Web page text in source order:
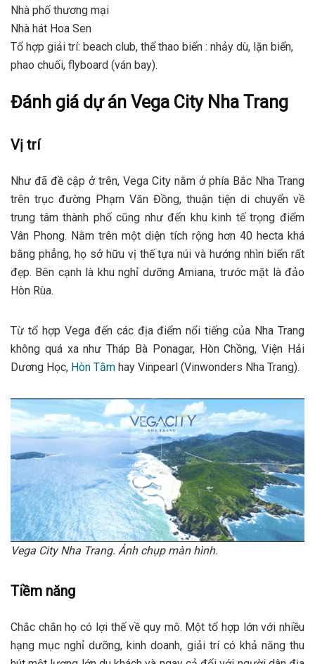
Nhà phố thương mại
Nhà hát Hoa Sen
Tổ hợp giải trí: beach club, thể thao biển : nhảy dù, lặn biển,
phao chuối, flyboard (ván bay).
Đánh giá dự án Vega City Nha Trang
Vị trí
Như đã đề cập ở trên, Vega City nằm ở phía Bắc Nha Trang
trên trục đường Phạm Văn Đồng, thuận tiện di chuyển về
trung tâm thành phố cũng như đến khu kinh tế trọng điểm
Vân Phong. Nằm trên một diện tích rộng hơn 40 hecta khá
bằng phẳng, họ sở hữu vị thế tựa núi và hướng nhìn biển rất
đẹp. Bên cạnh là khu nghỉ dưỡng Amiana, trước mặt là đảo
Hòn Rùa.
Từ tổ hợp Vega đến các địa điểm nổi tiếng của Nha Trang
không quá xa như Tháp Bà Ponagar, Hòn Chồng, Viện Hải
Dương Học, Hòn Tằm hay Vinpearl (Vinwonders Nha Trang).
Vega City Nha Trang. Ảnh chụp màn hình.
Tiềm năng
Chắc chắn họ có lợi thế về quy mô. Một tổ hợp lớn với nhiều
hạng mục nghỉ dưỡng, kinh doanh, giải trí có khả năng thu